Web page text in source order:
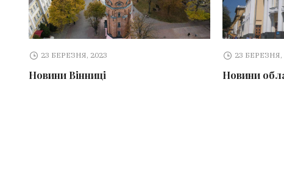
23 БЕРЕЗНЯ, 2023
Новини Вінниці
23 БЕРЕЗНЯ,
Новини